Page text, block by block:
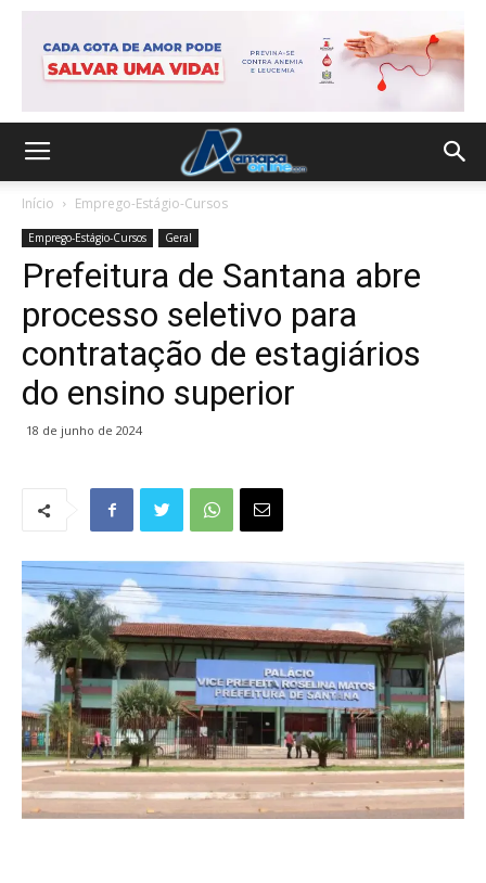
Início Emprego-Estágio-Cursos
Emprego-Estágio-Cursos Geral
Prefeitura de Santana abre
processo seletivo para
contratação de estagiários
do ensino superior
18 de junho de 2024